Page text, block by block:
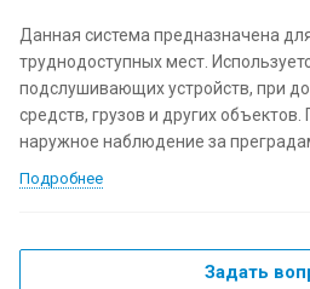
Данная система предназначена
труднодоступных мест.
подслушивающих устройств, при
средств, грузов и других
наружное наблюдение за
Подробнее
Задать